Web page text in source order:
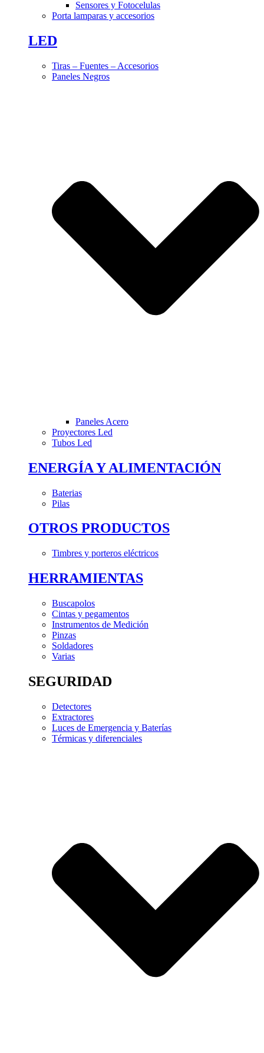
Sensores y Fotocelulas
Porta lamparas y accesorios
LED
Tiras – Fuentes – Accesorios
Paneles Negros
Paneles Acero
Proyectores Led
Tubos Led
ENERGÍA Y ALIMENTACIÓN
Baterias
Pilas
OTROS PRODUCTOS
Timbres y porteros eléctricos
HERRAMIENTAS
Buscapolos
Cintas y pegamentos
Instrumentos de Medición
Pinzas
Soldadores
Varias
SEGURIDAD
Detectores
Extractores
Luces de Emergencia y Baterías
Térmicas y diferenciales